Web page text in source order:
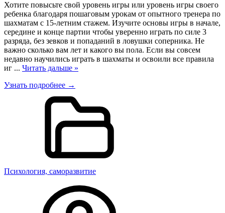
Хотите повысьте свой уровень игры или уровень игры своего
ребенка благодаря пошаговым урокам от опытного тренера по
шахматам с 15-летним стажем. Изучите основы игры в начале,
середине и конце партии чтобы уверенно играть по силе 3
разряда, без зевков и попаданий в ловушки соперника. Не
важно сколько вам лет и какого вы пола. Если вы совсем
недавно научились играть в шахматы и освоили все правила
иг ... Читать дальше »
Узнать подробнее →
Психология, саморазвитие